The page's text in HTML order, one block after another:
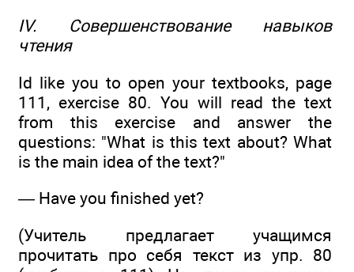
IV. Совершенствование навыков
чтения
Id like you to open your textbooks, page
111, exercise 80. You will read the text
from this exercise and answer the
questions: "What is this text about? What
is the main idea of the text?"
— Have you finished yet?
(Учитель предлагает учащимся
прочитать про себя текст из упр. 80